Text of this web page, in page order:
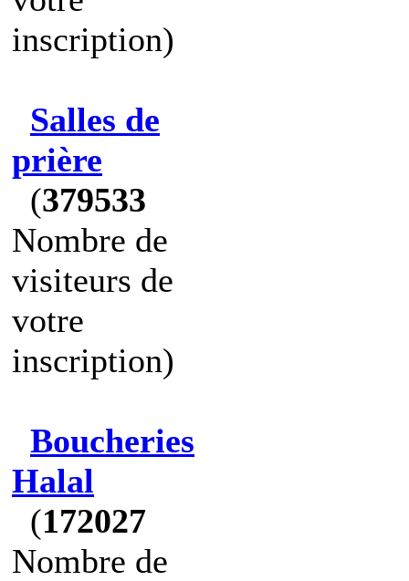
inscription)
Salles de
prière
(379533
Nombre de
visiteurs de
votre
inscription)
Boucheries
Halal
(172027
Nombre de